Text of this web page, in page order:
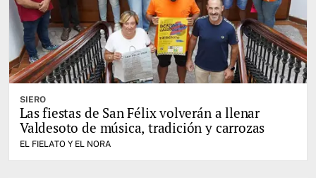
SIERO
Las fiestas de San Félix volverán a llenar
Valdesoto de música, tradición y carrozas
EL FIELATO Y EL NORA